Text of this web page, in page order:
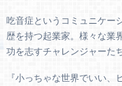
吃音症というコミュニケー
歴を持つ起業家。様々な業
功を志すチャレンジャーた
『小っちゃな世界でいい